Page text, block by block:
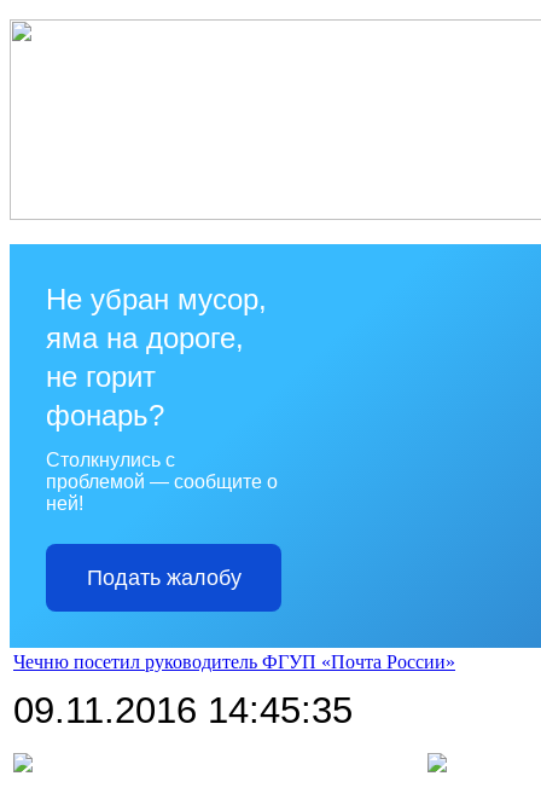
Не убран мусор,
яма на дороге,
не горит
фонарь?
Столкнулись с
проблемой — сообщите о
ней!
Подать жалобу
Чечню посетил руководитель ФГУП «Почта России»
09.11.2016 14:45:35